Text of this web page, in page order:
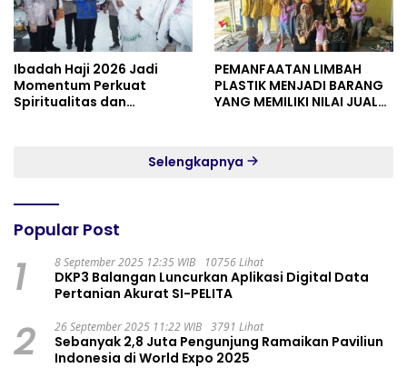
Ibadah Haji 2026 Jadi
Momentum Perkuat
Spiritualitas dan
PEMANFAATAN LIMBAH
PLASTIK MENJADI BARANG
YANG MEMILIKI NILAI JUAL
Selengkapnya
Popular Post
1 8 September 2025 12:35 WIB 10756 Lihat
DKP3 Balangan Luncurkan Aplikasi Digital Data
Pertanian Akurat SI-PELITA
2 26 September 2025 11:22 WIB 3791 Lihat
Sebanyak 2,8 Juta Pengunjung Ramaikan Paviliun
Indonesia di World Expo 2025